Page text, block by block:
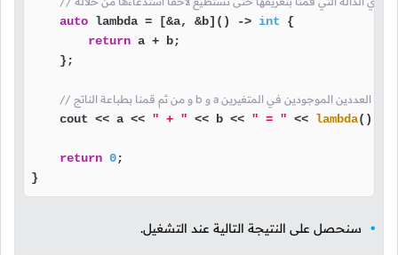
auto lambda = [&a, &b]() -> int {
return a + b;
    };
    cout << a <<
" + " << b << " = " << lambda();
return 0;
}
سنحصل على النتيجة التالية عند التشغيل.